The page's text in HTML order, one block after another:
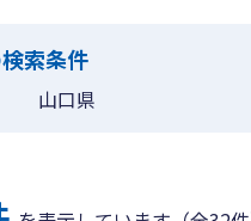
索条件
山口県